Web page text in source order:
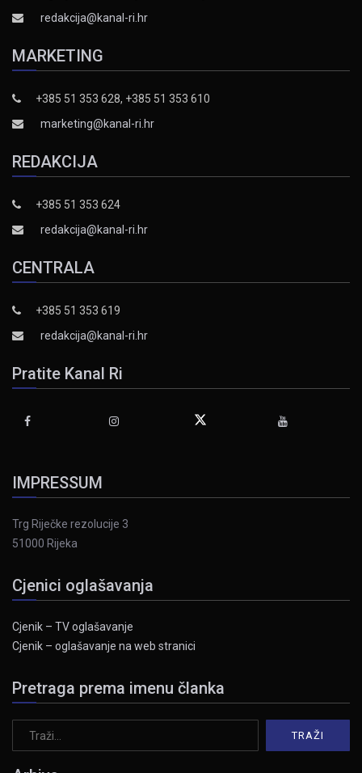
redakcija@kanal-ri.hr
MARKETING
+385 51 353 628, +385 51 353 610
marketing@kanal-ri.hr
REDAKCIJA
+385 51 353 624
redakcija@kanal-ri.hr
CENTRALA
+385 51 353 619
redakcija@kanal-ri.hr
Pratite Kanal Ri
IMPRESSUM
Trg Riječke rezolucije 3
51000 Rijeka
Cjenici oglašavanja
Cjenik – TV oglašavanje
Cjenik – oglašavanje na web stranici
Pretraga prema imenu članka